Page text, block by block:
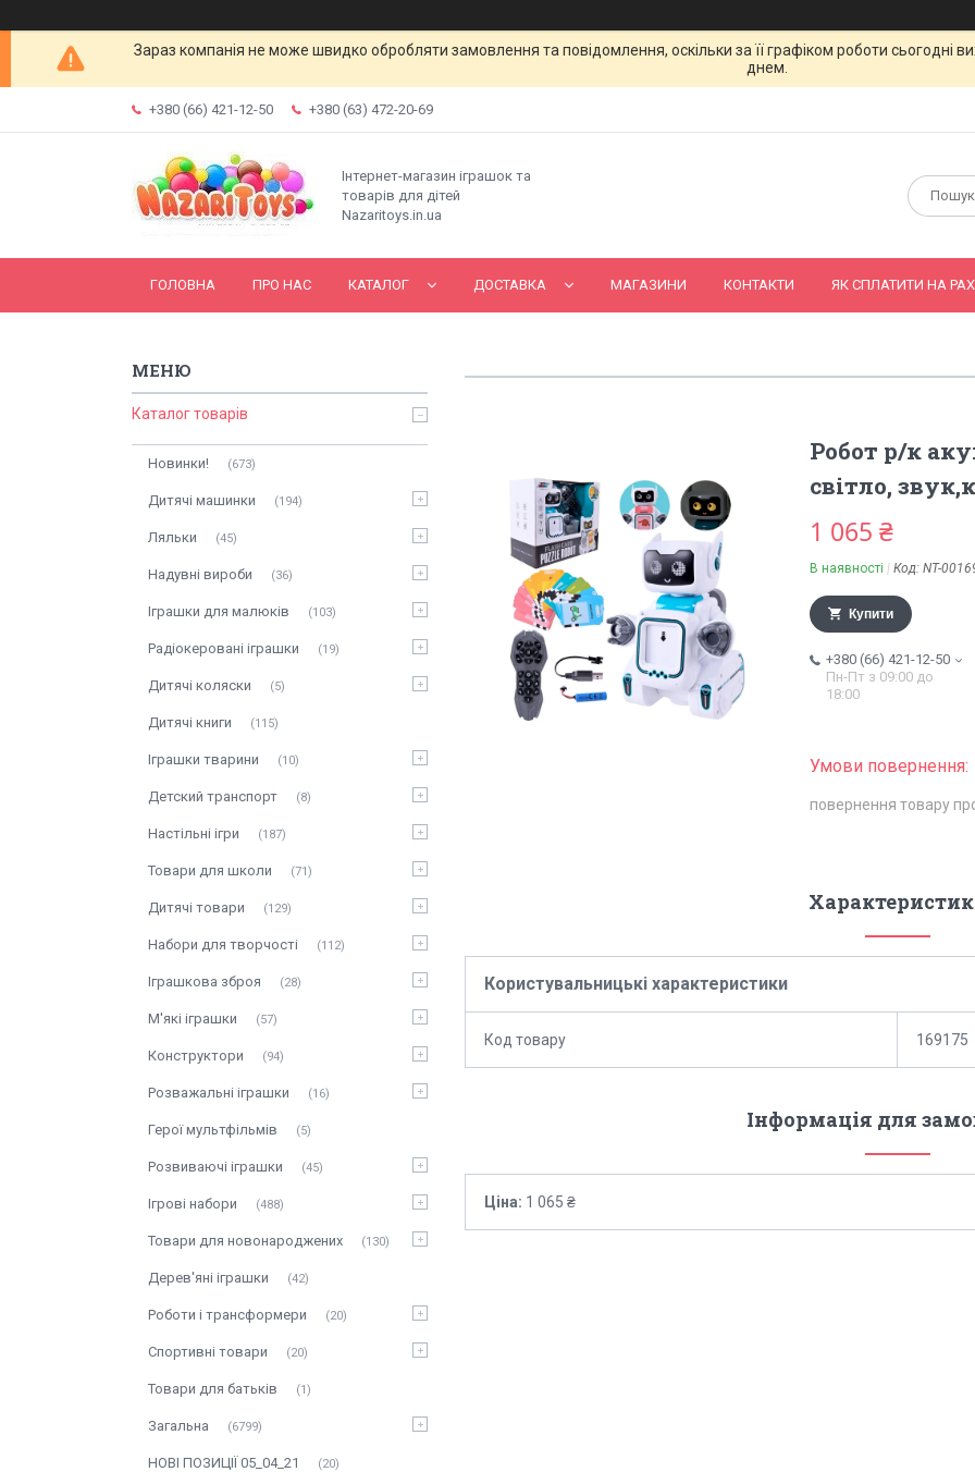
Зараз компанія не може швидко обробляти замовлення та повідомлення, оскільки за її графіком роботи
днем.
+380 (66) 421-12-50 +380 (63) 472-20-69
Інтернет-магазин іграшок та
товарів для дітей
Nazaritoys.in.ua
ГОЛОВНА ПРО НАС КАТАЛОГ ДОСТАВКА МАГАЗИНИ КОНТАКТИ ЯК СПЛАТИТИ НА
Робот р/к
світло,
1 065 ₴
В наявності Код: NT-
Купити
+380 (66) 421-12-50
Пн-Пт з 09:00 до
18:00
повернення товару
Користувальницькі характеристики
Код товару 169175
Інформація для
Ціна: 1 065 ₴
Каталог товарів
Новинки! 673
Дитячі машинки 194
Ляльки 45
Надувні вироби 36
Іграшки для малюків 103
Радіокеровані іграшки 19
Дитячі коляски 5
Дитячі книги 115
Іграшки тварини 10
Детский транспорт 8
Настільні ігри 187
Товари для школи 71
Дитячі товари 129
Набори для творчості 112
Іграшкова зброя 28
М'які іграшки 57
Конструктори 94
Розважальні іграшки 16
Герої мультфільмів 5
Розвиваючі іграшки 45
Ігрові набори 488
Товари для новонароджених 130
Дерев'яні іграшки 42
Роботи і трансформери 20
Спортивні товари 20
Товари для батьків 1
Загальна 6799
НОВІ ПОЗИЦІЇ 05_04_21 20